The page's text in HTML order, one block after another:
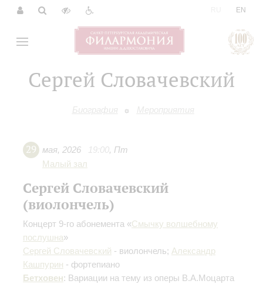
EN
Сергей Словачевский
Биография Мероприятия
29 мая, 2026 19:00, Пт
Малый зал
Сергей Словачевский
(виолончель)
Концерт 9-го абонемента «Смычку волшебному
послушна»
Сергей Словачевский - виолончель; Александр
Кашпурин - фортепиано
Бетховен: Вариации на тему из оперы В.А.Моцарта